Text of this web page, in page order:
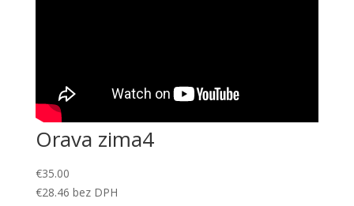
Orava zima4
€35.00
€28.46 bez DPH